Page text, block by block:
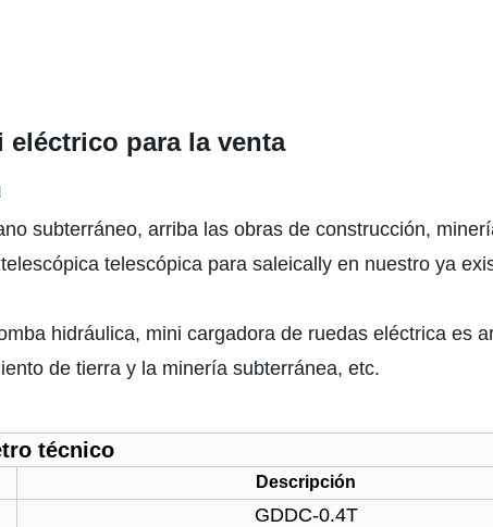
para la venta
subterráneo, arriba las obras de construcción,
telescópica para saleically en nuestro ya
hidráulica, mini cargadora de ruedas eléctrica es
de tierra y la minería subterránea, etc.
técnico
Descripción
GDDC-0.4T